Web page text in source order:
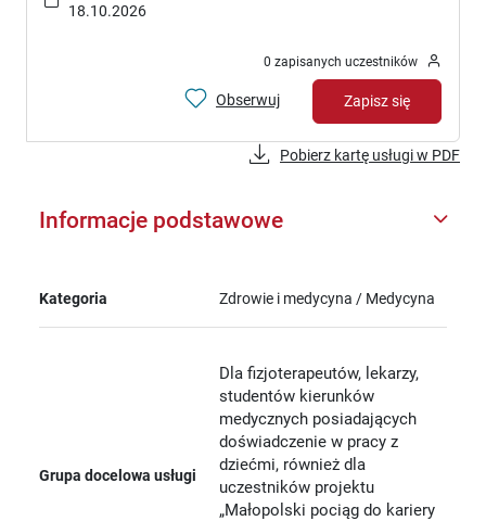
18.10.2026
0 zapisanych uczestników
Obserwuj Zapisz się
Pobierz kartę usługi w PDF
Informacje podstawowe
Kategoria Zdrowie i medycyna / Medycyna
Grupa docelowa usługi
Dla fizjoterapeutów, lekarzy,
studentów kierunków
medycznych posiadających
doświadczenie w pracy z
dziećmi, również dla
uczestników projektu
„Małopolski pociąg do kariery